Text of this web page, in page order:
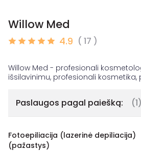
Willow Med
4.9 ( 17 )
Willow Med - profesionali
Paslaugos pagal paiešką: (1)
Fotoepiliacija (lazerinė depiliacija)
(pažastys)